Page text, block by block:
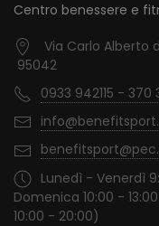
Centro benessere e
Via Carlo Alberto
95042
0933 942115 - 370
Lunedì - Venerdì
Domenica 10:00 -
10:00 - 20:00)